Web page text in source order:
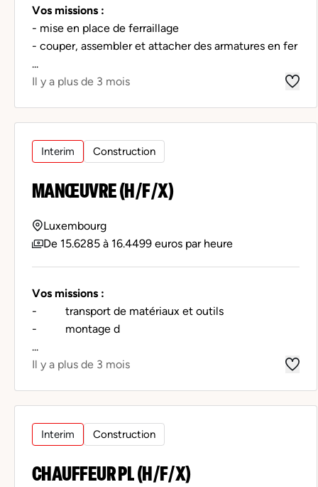
Vos missions :
- mise en place de ferraillage
- couper, assembler et attacher des armatures en fer
...
Il y a plus de 3 mois
Interim Construction
MANŒUVRE (H/F/X)
Luxembourg
De 15.6285 à 16.4499 euros par heure
Vos missions :
- transport de matériaux et outils
- montage d
...
Il y a plus de 3 mois
Interim Construction
CHAUFFEUR PL (H/F/X)